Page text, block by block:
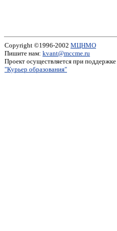
Copyright ©1996-2002 МЦНМО
Пишите нам: kvant@mccme.ru
Проект осуществляется при поддержке
"Курьер образования"